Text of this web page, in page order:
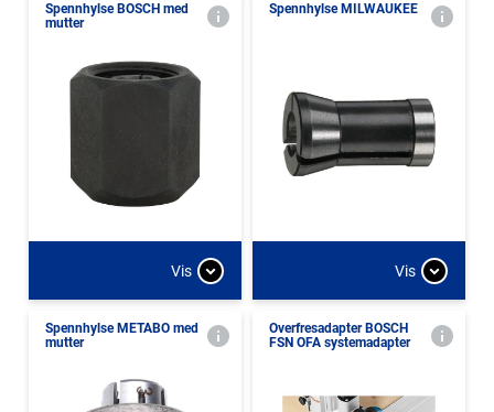
Spennhylse BOSCH med
mutter
Vis
Spennhylse MILWAUKEE
Vis
Spennhylse METABO med
mutter
Overfresadapter BOSCH
FSN OFA systemadapter